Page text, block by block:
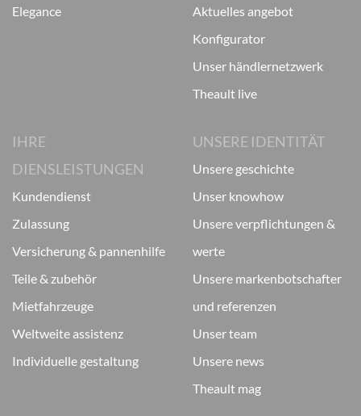
elegance
aktuelles angebot
konfigurator
unser händlernetzwerk
theault live
IHRE
DIENSLEISTUNGEN
kundendienst
zulassung
versicherung & pannenhilfe
teile & zubehör
mietfahrzeuge
weltweite assistenz
individuelle gestaltung
UNSERE IDENTITÄT
unsere geschichte
unser knowhow
unsere verpflichtungen &
werte
unsere markenbotschafter
und referenzen
unser team
unsere news
theault mag